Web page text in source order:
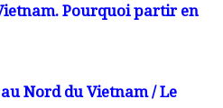
Pourquoi partir en
Nord du Vietnam / Le